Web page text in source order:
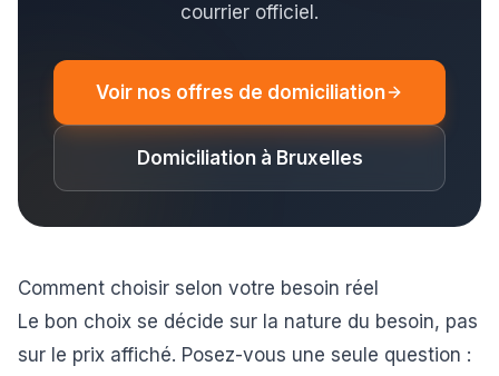
courrier officiel.
Voir nos offres de domiciliation
Domiciliation à Bruxelles
Comment choisir selon votre besoin réel
Le bon choix se décide sur la nature du besoin, pas
sur le prix affiché. Posez-vous une seule question :